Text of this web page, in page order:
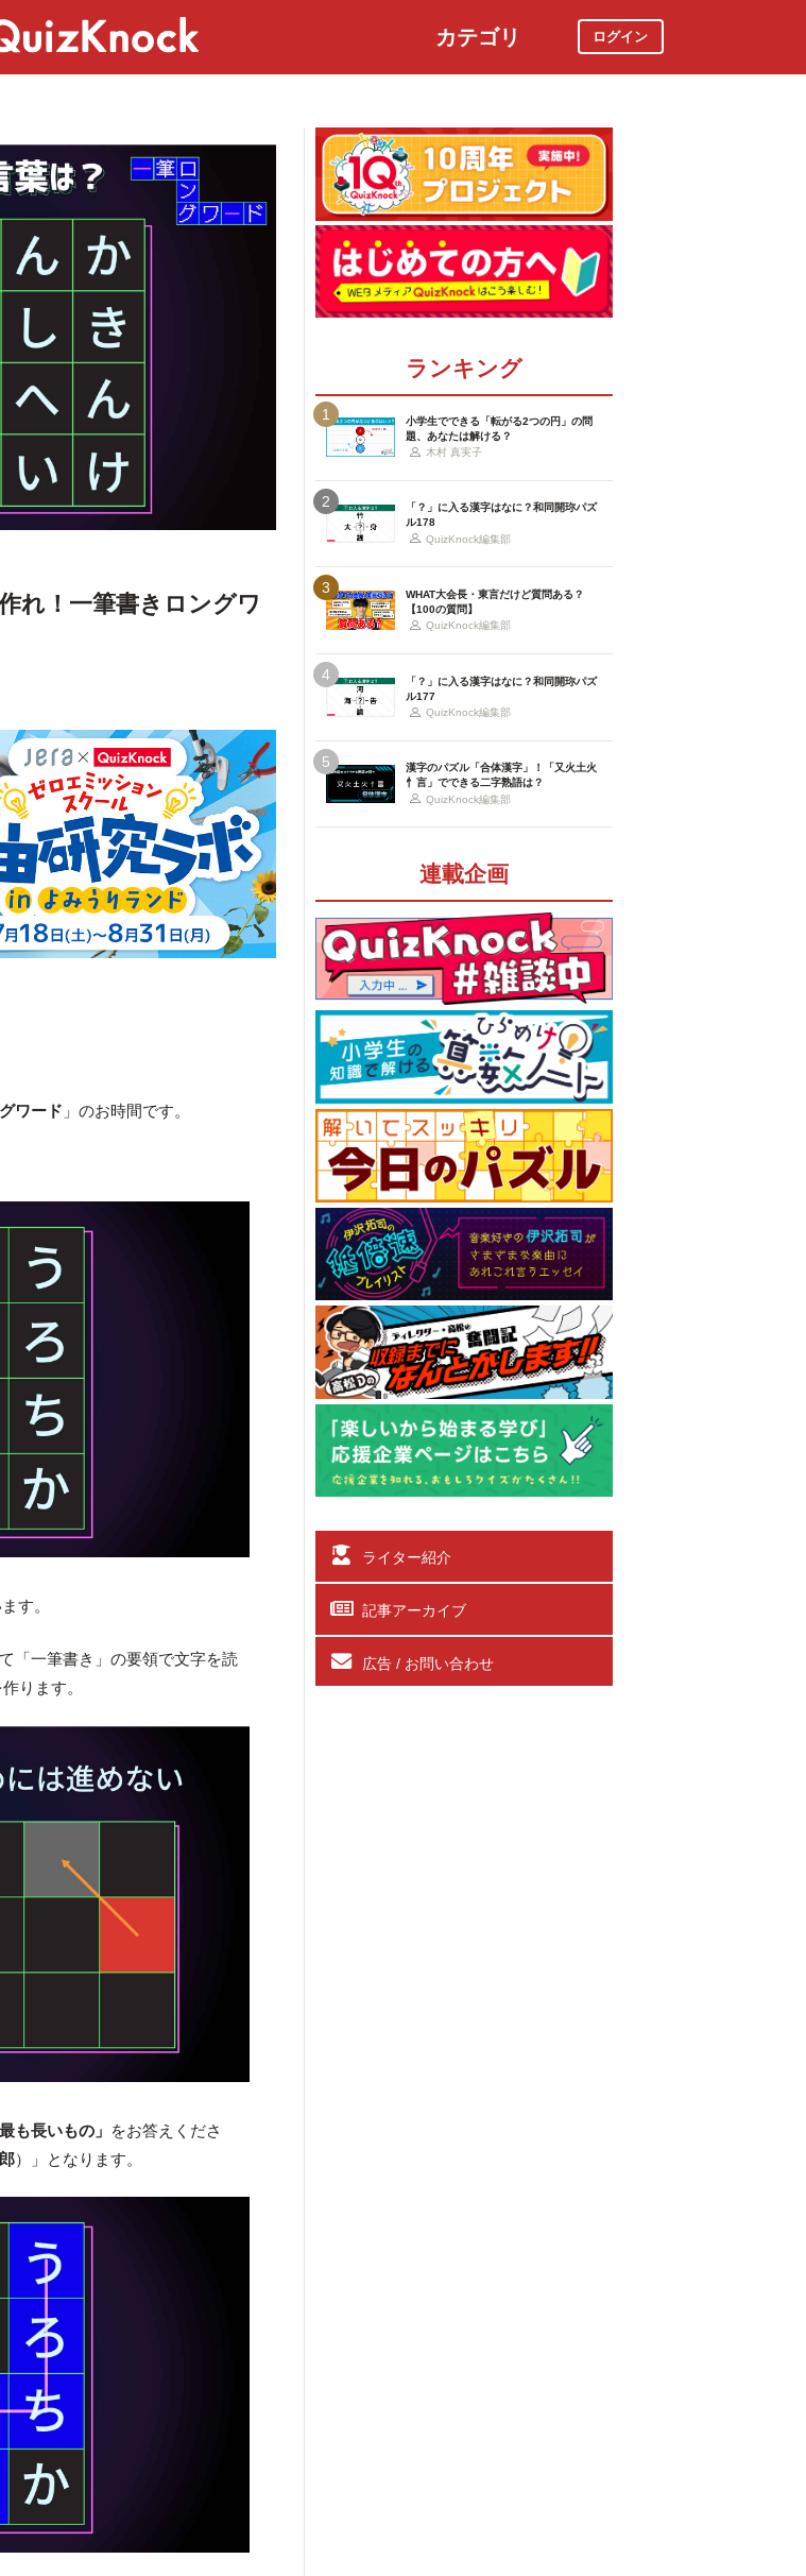
カテゴリ ログイン
れ！一筆書きロングワ
ワード 」のお時間です。
す。
「一筆書き」の要領で文字を読
ります。
も長いもの」 をお答えくださ
）」となります。
ランキング
1
小学生でできる「転がる2つの円」の問
題、あなたは解ける？
木村 真実子
2
「？」に入る漢字はなに？和同開珎パズ
ル178
QuizKnock編集部
3
WHAT大会長・東言だけど質問ある？
【100の質問】
QuizKnock編集部
4
「？」に入る漢字はなに？和同開珎パズ
ル177
QuizKnock編集部
5
漢字のパズル「合体漢字」！「又火土火
忄言」でできる二字熟語は？
QuizKnock編集部
連載企画
ライター紹介
記事アーカイブ
広告 / お問い合わせ